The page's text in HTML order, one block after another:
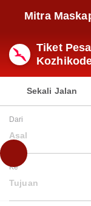
Mitra
Tiket
Sekali Jalan
Dari
Asal
Ke
Tujuan